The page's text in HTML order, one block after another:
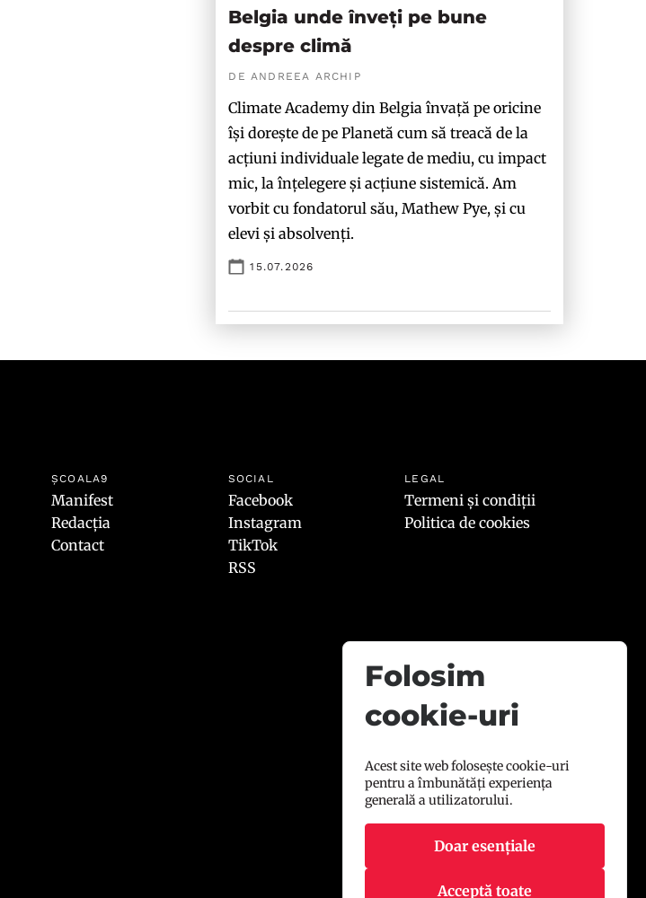
Belgia unde înveți pe bune
despre climă
DE ANDREEA ARCHIP
Climate Academy din Belgia învață pe oricine
își dorește de pe Planetă cum să treacă de la
acțiuni individuale legate de mediu, cu impact
mic, la înțelegere și acțiune sistemică. Am
vorbit cu fondatorul său, Mathew Pye, și cu
elevi și absolvenți.
15.07.2026
ȘCOALA9
Manifest
Redacția
Contact
SOCIAL
Facebook
Instagram
TikTok
RSS
LEGAL
Termeni și condiții
Politica de cookies
Folosim
cookie-uri
Acest site web folosește cookie-uri
pentru a îmbunătăți experiența
generală a utilizatorului.
Doar esențiale
Acceptă toate